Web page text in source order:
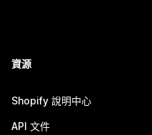
資源
Shopify 說明中心
API 文件